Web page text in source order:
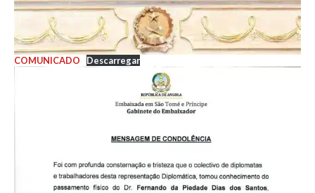
COMUNICADO Descarregar